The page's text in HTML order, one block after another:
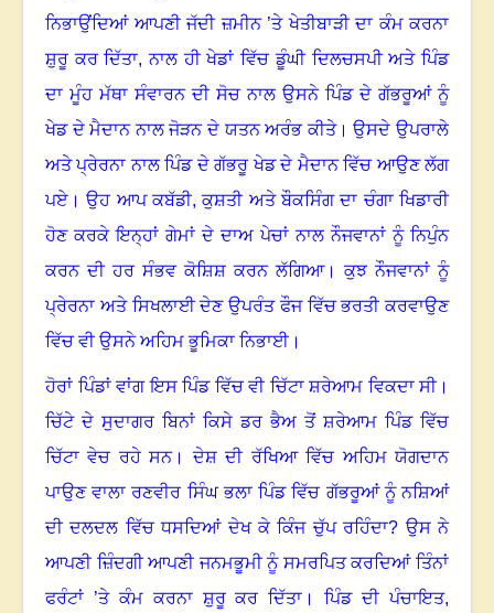
ਨਿਭਾਉਂਦਿਆਂ ਆਪਣੀ ਜੱਦੀ ਜ਼ਮੀਨ ’ਤੇ ਖੇਤੀਬਾੜੀ ਦਾ ਕੰਮ ਕਰਨਾ
ਸ਼ੁਰੂ ਕਰ ਦਿੱਤਾ, ਨਾਲ ਹੀ ਖੇਡਾਂ ਵਿੱਚ ਡੂੰਘੀ ਦਿਲਚਸਪੀ ਅਤੇ ਪਿੰਡ
ਦਾ ਮੂੰਹ ਮੱਥਾ ਸੰਵਾਰਨ ਦੀ ਸੋਚ ਨਾਲ ਉਸਨੇ ਪਿੰਡ ਦੇ ਗੱਭਰੂਆਂ ਨੂੰ
ਖੇਡ ਦੇ ਮੈਦਾਨ ਨਾਲ ਜੋੜਨ ਦੇ ਯਤਨ ਅਰੰਭ ਕੀਤੇ।ਉਸਦੇ ਉਪਰਾਲੇ
ਅਤੇ ਪ੍ਰੇਰਨਾ ਨਾਲ ਪਿੰਡ ਦੇ ਗੱਭਰੂ ਖੇਡ ਦੇ ਮੈਦਾਨ ਵਿੱਚ ਆਉਣ ਲੱਗ
ਪਏ ।ਉਹ ਆਪ ਕਬੱਡੀ,ਕੁਸ਼ਤੀ ਅਤੇ ਬੌਕਸਿੰਗ ਦਾ ਚੰਗਾ ਖਿਡਾਰੀ
ਹੋਣ ਕਰਕੇ ਇਨ੍ਹਾਂ ਗੇਮਾਂ ਦੇ ਦਾਅ ਪੇਚਾਂ ਨਾਲ ਨੌਜਵਾਨਾਂ ਨੂੰ ਨਿਪੁੰਨ
ਕਰਨ ਦੀ ਹਰ ਸੰਭਵ ਕੋਸ਼ਿਸ਼ ਕਰਨ ਲੱਗਿਆ।ਕੁਝ ਨੌਜਵਾਨਾਂ ਨੂੰ
ਪ੍ਰੇਰਨਾ ਅਤੇ ਸਿਖਲਾਈ ਦੇਣ ਉਪਰੰਤ ਫੌਜ ਵਿੱਚ ਭਰਤੀ ਕਰਵਾਉਣ
ਵਿੱਚ ਵੀ ਉਸਨੇ ਅਹਿਮ ਭੂਮਿਕਾ ਨਿਭਾਈ।
ਹੋਰਾਂ ਪਿੰਡਾਂ ਵਾਂਗ ਇਸ ਪਿੰਡ ਵਿੱਚ ਵੀ ਚਿੱਟਾ ਸ਼ਰੇਆਮ ਵਿਕਦਾ ਸੀ।
ਚਿੱਟੇ ਦੇ ਸੁਦਾਗਰ ਬਿਨਾਂ ਕਿਸੇ ਡਰ ਭੈਅ ਤੋਂ ਸ਼ਰੇਆਮ ਪਿੰਡ ਵਿੱਚ
ਚਿੱਟਾ ਵੇਚ ਰਹੇ ਸਨ।ਦੇਸ਼ ਦੀ ਰੱਖਿਆ ਵਿੱਚ ਅਹਿਮ ਯੋਗਦਾਨ
ਪਾਉਣ ਵਾਲਾ ਰਣਵੀਰ ਸਿੰਘ ਭਲਾ ਪਿੰਡ ਵਿੱਚ ਗੱਭਰੂਆਂ ਨੂੰ ਨਸ਼ਿਆਂ
ਦੀ ਦਲਦਲ ਵਿੱਚ ਧਸਦਿਆਂ ਦੇਖ ਕੇ ਕਿੰਜ ਚੁੱਪ ਰਹਿੰਦਾ? ਉਸ ਨੇ
ਆਪਣੀ ਜ਼ਿੰਦਗੀ ਆਪਣੀ ਜਨਮਭੂਮੀ ਨੂੰ ਸਮਰਪਿਤ ਕਰਦਿਆਂ ਤਿੰਨਾਂ
ਫਰੰਟਾਂ ’ਤੇ ਕੰਮ ਕਰਨਾ ਸ਼ੁਰੂ ਕਰ ਦਿੱਤਾ ।ਪਿੰਡ ਦੀ ਪੰਚਾਇਤ,